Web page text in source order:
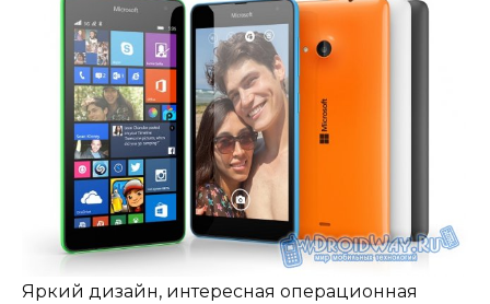
Яркий дизайн, интересная операционная